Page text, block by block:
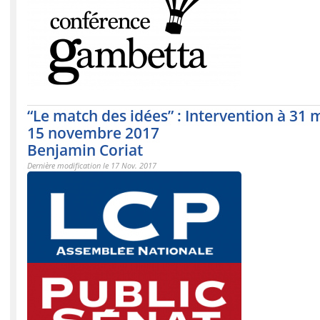
“Le match des idées” : Intervention à 31
15 novembre 2017
Benjamin Coriat
Dernière modification le 17 Nov. 2017